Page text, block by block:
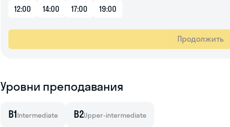
12:00 14:00 17:00 19:00
Продолжить
Уровни преподавания
B1Intermediate B2Upper-intermediate